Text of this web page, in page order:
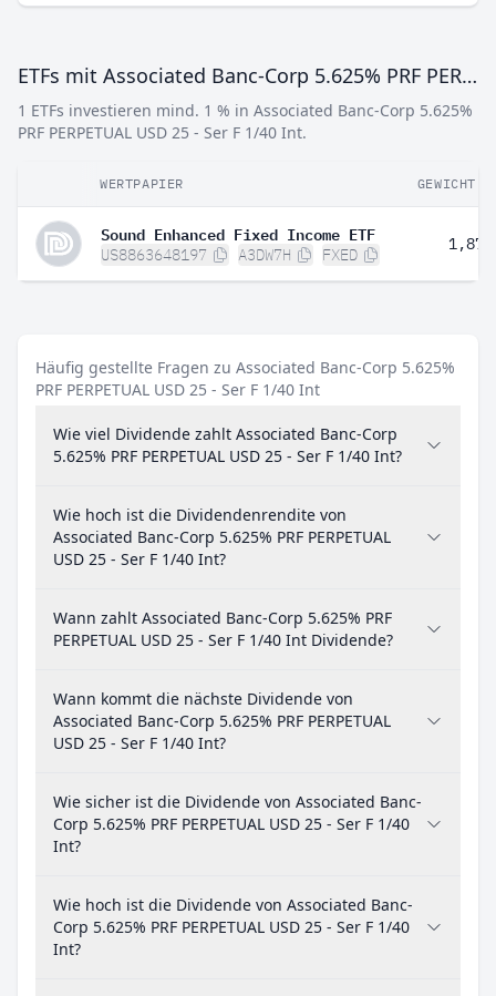
ETFs mit Associated Banc-Corp 5.625% PRF PERPETUAL USD 25 - Ser F 1/40 Int
1 ETFs investieren mind. 1 % in Associated Banc-Corp 5.625%
PRF PERPETUAL USD 25 - Ser F 1/40 Int.
WERTPAPIER GEWICHT
Sound Enhanced Fixed Income ETF
US8863648197 A3DW7H FXED
1,87
Häufig gestellte Fragen zu Associated Banc-Corp 5.625%
PRF PERPETUAL USD 25 - Ser F 1/40 Int
Wie viel Dividende zahlt Associated Banc-Corp
5.625% PRF PERPETUAL USD 25 - Ser F 1/40 Int?
Wie hoch ist die Dividendenrendite von
Associated Banc-Corp 5.625% PRF PERPETUAL
USD 25 - Ser F 1/40 Int?
Wann zahlt Associated Banc-Corp 5.625% PRF
PERPETUAL USD 25 - Ser F 1/40 Int Dividende?
Wann kommt die nächste Dividende von
Associated Banc-Corp 5.625% PRF PERPETUAL
USD 25 - Ser F 1/40 Int?
Wie sicher ist die Dividende von Associated Banc-
Corp 5.625% PRF PERPETUAL USD 25 - Ser F 1/40
Int?
Wie hoch ist die Dividende von Associated Banc-
Corp 5.625% PRF PERPETUAL USD 25 - Ser F 1/40
Int?